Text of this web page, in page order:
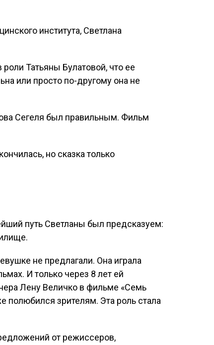
института, Светлана
Татьяны Булатовой, что ее
или просто по-другому она не
Сегеля был правильным. Фильм
но сказка только
путь Светланы был предсказуем:
не предлагали. Она играла
И только через 8 лет ей
Лену Величко в фильме «Семь
полюбился зрителям. Эта роль стала
от режиссеров,